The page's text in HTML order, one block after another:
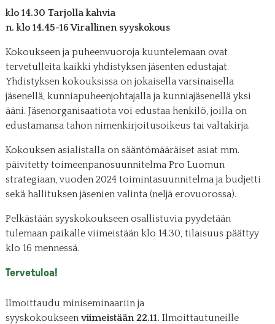
klo 14.30 Tarjolla kahvia
n. klo 14.45-16 Virallinen syyskokous
Kokoukseen ja puheenvuoroja kuuntelemaan ovat
tervetulleita kaikki yhdistyksen jäsenten edustajat.
Yhdistyksen kokouksissa on jokaisella varsinaisella
jäsenellä, kunniapuheenjohtajalla ja kunniajäsenellä yksi
ääni. Jäsenorganisaatiota voi edustaa henkilö, joilla on
edustamansa tahon nimenkirjoitusoikeus tai valtakirja.
Kokouksen asialistalla on sääntömääräiset asiat mm.
päivitetty toimeenpanosuunnitelma Pro Luomun
strategiaan, vuoden 2024 toimintasuunnitelma ja budjetti
sekä hallituksen jäsenien valinta (neljä erovuorossa).
Pelkästään syyskokoukseen osallistuvia pyydetään
tulemaan paikalle viimeistään klo 14.30, tilaisuus päättyy
klo 16 mennessä.
Tervetuloa!
Ilmoittaudu miniseminaariin ja
syyskokoukseen viimeistään 22.11. Ilmoittautuneille